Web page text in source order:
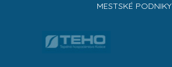
MESTSKÉ PODNIKY